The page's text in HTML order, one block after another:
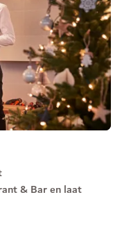
& Bar en laat